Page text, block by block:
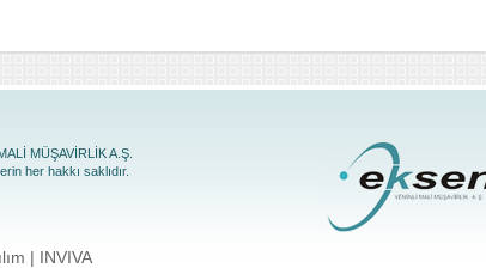
MÜŞAVİRLİK A.Ş.
her hakkı saklıdır.
| INVIVA